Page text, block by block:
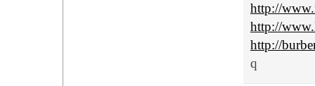
http://
http://
http://
q